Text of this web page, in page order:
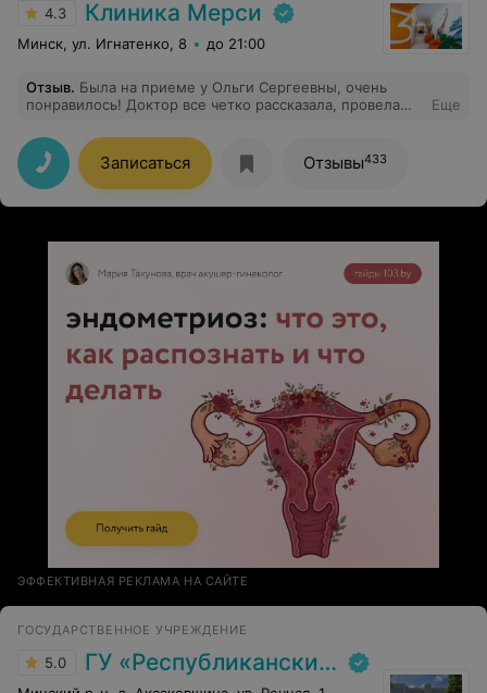
4.3 Клиника Мерси
Минск, ул. Игнатенко, 8 до 21:00
Отзыв. Была на приеме у Ольги Сергеевны, очень
понравилось! Доктор все четко рассказала, провела
обстановка очень доброжелательная и спокойная, без
осуждения Спасибо, Ольга Сергеевна!
Еще
Записаться Отзывы433
ЭФФЕКТИВНАЯ РЕКЛАМА НА САЙТЕ
ГОСУДАРСТВЕННОЕ УЧРЕЖДЕНИЕ
5.0 ГУ «Республиканский научно-практический центр медицинской экспертизы и реабилитаци»